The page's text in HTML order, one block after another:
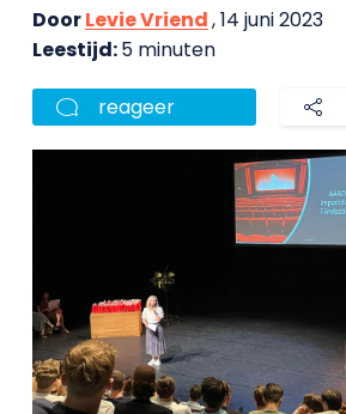
DoorLevie Vriend, 14 juni 2023
Leestijd:5 minuten
reageer